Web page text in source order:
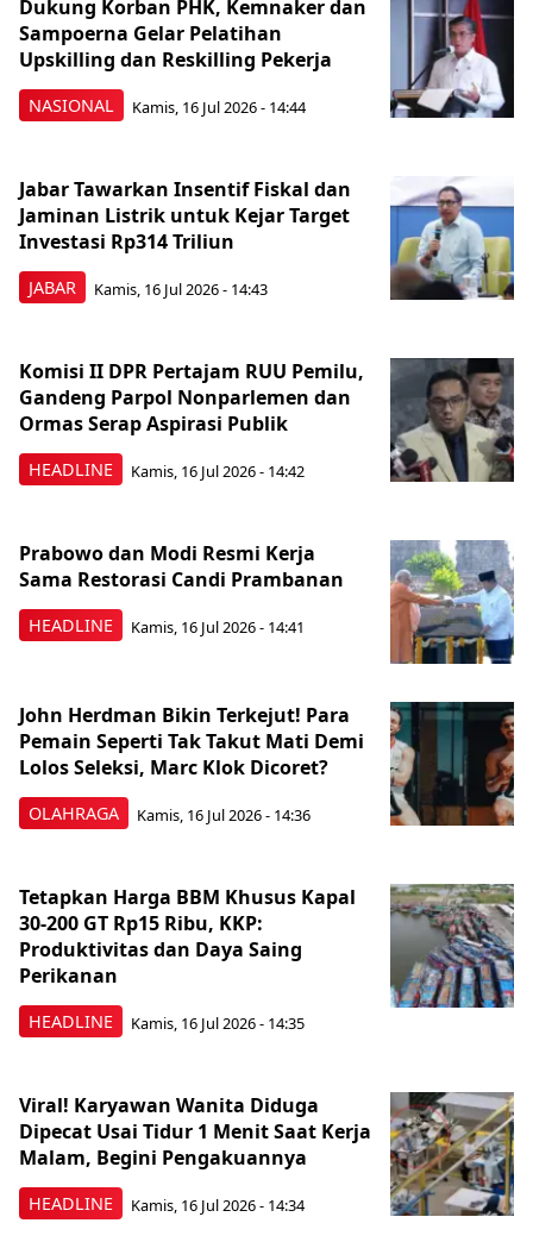
NASIONAL
Dukung Korban PHK, Kemnaker dan
Sampoerna Gelar Pelatihan
Upskilling dan Reskilling Pekerja
Kamis, 16 Jul 2026 - 14:44
JABAR
Jabar Tawarkan Insentif Fiskal dan
Jaminan Listrik untuk Kejar Target
Investasi Rp314 Triliun
Kamis, 16 Jul 2026 - 14:43
HEADLINE
Komisi II DPR Pertajam RUU Pemilu,
Gandeng Parpol Nonparlemen dan
Ormas Serap Aspirasi Publik
Kamis, 16 Jul 2026 - 14:42
HEADLINE
Prabowo dan Modi Resmi Kerja
Sama Restorasi Candi Prambanan
Kamis, 16 Jul 2026 - 14:41
OLAHRAGA
John Herdman Bikin Terkejut! Para
Pemain Seperti Tak Takut Mati Demi
Lolos Seleksi, Marc Klok Dicoret?
Kamis, 16 Jul 2026 - 14:36
HEADLINE
Tetapkan Harga BBM Khusus Kapal
30-200 GT Rp15 Ribu, KKP:
Produktivitas dan Daya Saing
Perikanan
Kamis, 16 Jul 2026 - 14:35
HEADLINE
Viral! Karyawan Wanita Diduga
Dipecat Usai Tidur 1 Menit Saat Kerja
Malam, Begini Pengakuannya
Kamis, 16 Jul 2026 - 14:34